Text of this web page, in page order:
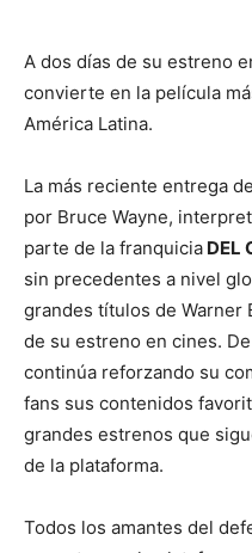
A dos días de su estreno
convierte en la película
América Latina.
La más reciente entrega
por Bruce Wayne,
parte de la franquicia DEL
sin precedentes a nivel
grandes títulos de Warner
de su estreno en cines.
continúa reforzando su
fans sus contenidos
grandes estrenos que
de la plataforma.
Todos los amantes del